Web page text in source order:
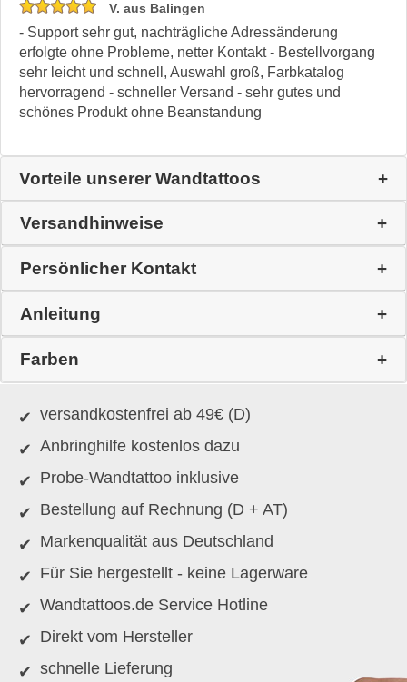
V. aus Balingen
- Support sehr gut, nachträgliche Adressänderung
erfolgte ohne Probleme, netter Kontakt - Bestellvorgang
sehr leicht und schnell, Auswahl groß, Farbkatalog
hervorragend - schneller Versand - sehr gutes und
schönes Produkt ohne Beanstandung
Vorteile unserer Wandtattoos
Versandhinweise
Persönlicher Kontakt
Anleitung
Farben
versandkostenfrei ab 49€ (D)
Anbringhilfe kostenlos dazu
Probe-Wandtattoo inklusive
Bestellung auf Rechnung (D + AT)
Markenqualität aus Deutschland
Für Sie hergestellt - keine Lagerware
Wandtattoos.de Service Hotline
Direkt vom Hersteller
schnelle Lieferung